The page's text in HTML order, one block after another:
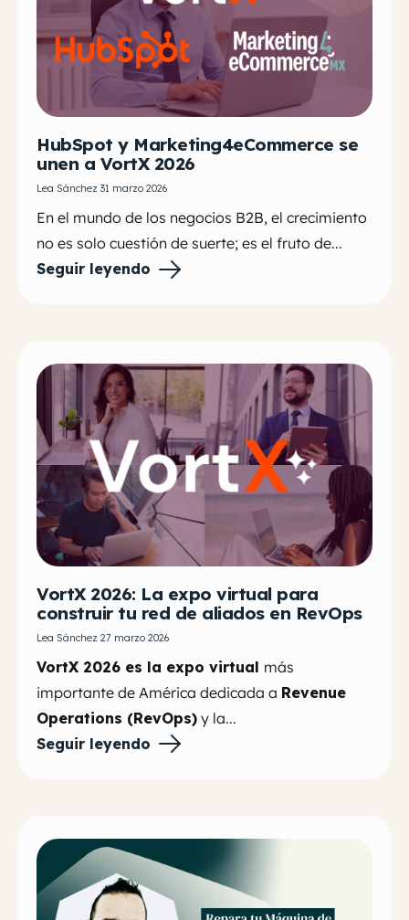
HubSpot y Marketing4eCommerce se
unen a VortX 2026
Lea Sánchez 31 marzo 2026
En el mundo de los negocios B2B, el crecimiento
no es solo cuestión de suerte; es el fruto de...
Seguir leyendo
VortX 2026: La expo virtual para
construir tu red de aliados en RevOps
Lea Sánchez 27 marzo 2026
VortX 2026 es la expo virtual más
importante de América dedicada a Revenue
Operations (RevOps) y la...
Seguir leyendo